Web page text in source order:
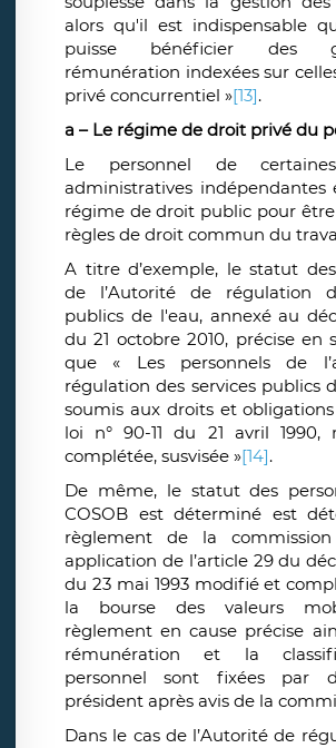
alors qu'il est indispensable
puisse bénéficier des
rémunération indexées sur
privé concurrentiel »[13].
a – Le régime de droit privé du
Le personnel de
administratives indépendantes
régime de droit public pour
règles de droit commun du
A titre d’exemple, le statut
de l’Autorité de régulation
publics de l'eau, annexé au
du 21 octobre 2010, précise en
que « Les personnels de
régulation des services publics
soumis aux droits et
loi n° 90-11 du 21 avril 1990,
complétée, susvisée »[14].
De même, le statut des
COSOB est déterminé est
règlement de la
application de l’article 29 du
du 23 mai 1993 modifié et
la bourse des valeurs
règlement en cause précise
rémunération et la
personnel sont fixées par
président après avis de la
Dans le cas de l’Autorité de